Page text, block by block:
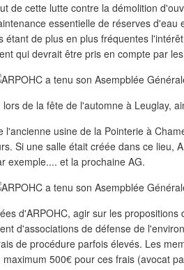
de cette lutte contre la démolition
essentielle de réserves d'eau
étant de plus en plus fréquentes
qui devrait être pris en compte par
de la fête de l'automne à Leuglay,
l'ancienne usine de la Pointerie à
Si une salle était créée dans ce lieu,
exemple.... et la prochaine AG.
d'ARPOHC, agir sur les propositions
d'associations de défense de
de procédure parfois élevés. Les
500€ pour ces frais (avocat